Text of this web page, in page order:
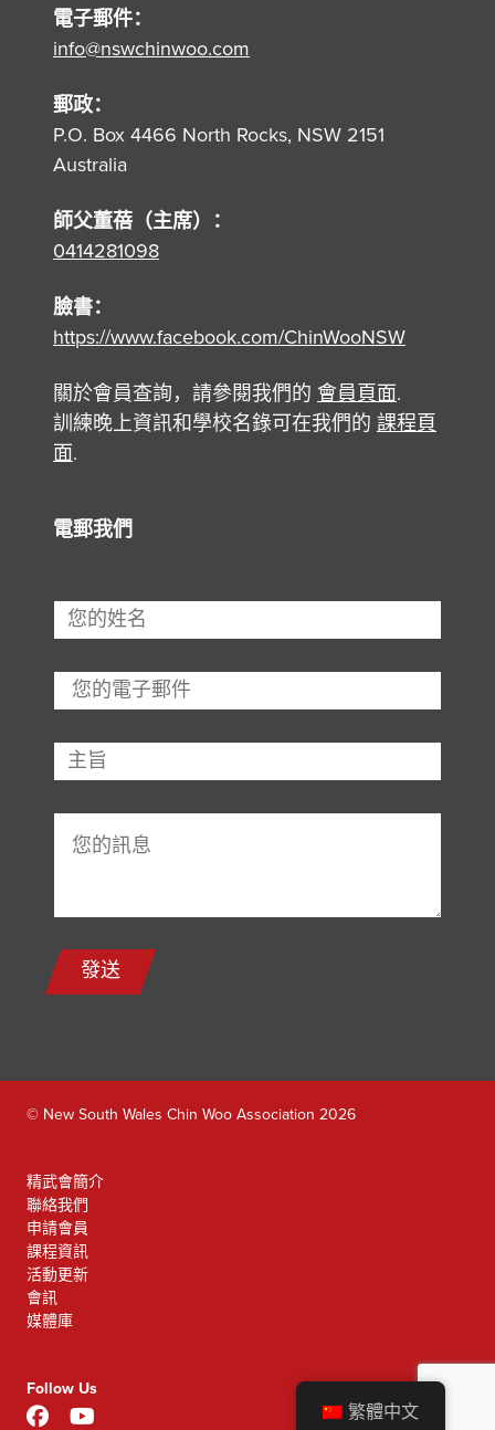
電子郵件：
info@nswchinwoo.com
郵政：
P.O. Box 4466 North Rocks, NSW 2151
Australia
師父董蓓（主席）：
0414281098
臉書：
https://www.facebook.com/ChinWooNSW
關於會員查詢，請參閱我們的 會員頁面.
訓練晚上資訊和學校名錄可在我們的 課程頁
面.
電郵我們
發送
© New South Wales Chin Woo Association 2026
精武會簡介
聯絡我們
申請會員
課程資訊
活動更新
會訊
媒體庫
Follow Us
繁體中文